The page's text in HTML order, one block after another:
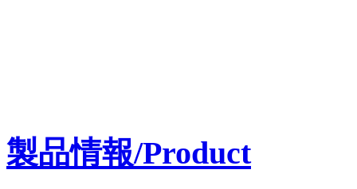
製品情報/Product